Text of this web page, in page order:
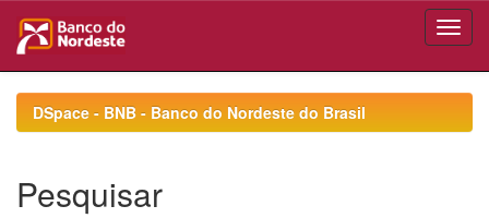
navigationDSpace - BNB - Banco do Nordeste do Brasil
Pesquisar